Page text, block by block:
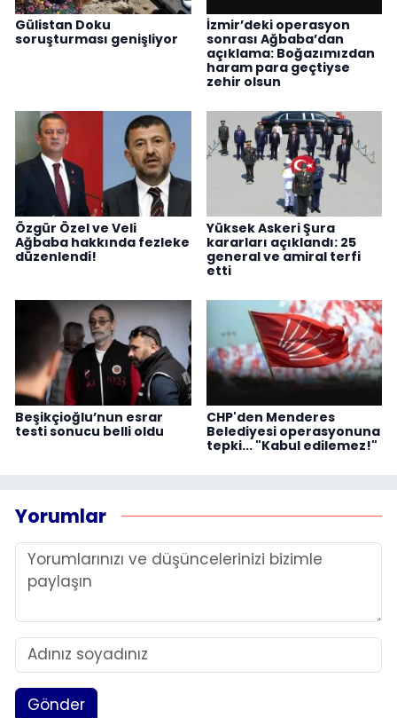
Gülistan Doku
soruşturması genişliyor
İzmir’deki operasyon
sonrası Ağbaba’dan
açıklama: Boğazımızdan
haram para geçtiyse
zehir olsun
Özgür Özel ve Veli
Ağbaba hakkında fezleke
düzenlendi!
Yüksek Askeri Şura
kararları açıklandı: 25
general ve amiral terfi
etti
Beşikçioğlu’nun esrar
testi sonucu belli oldu
CHP'den Menderes
Belediyesi operasyonuna
tepki... "Kabul edilemez!"
Yorumlar
Gönder